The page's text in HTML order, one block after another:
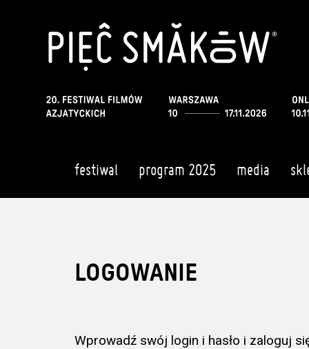
festiwal program 2025 media
LOGOWANIE
Wprowadź swój login i hasło i zaloguj